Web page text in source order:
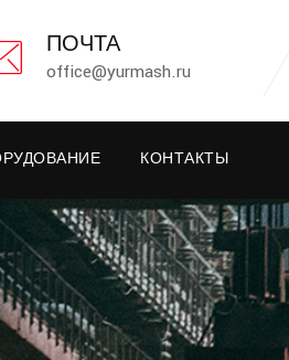
ПОЧТА
office@yurmash.ru
КОНТАКТЫ